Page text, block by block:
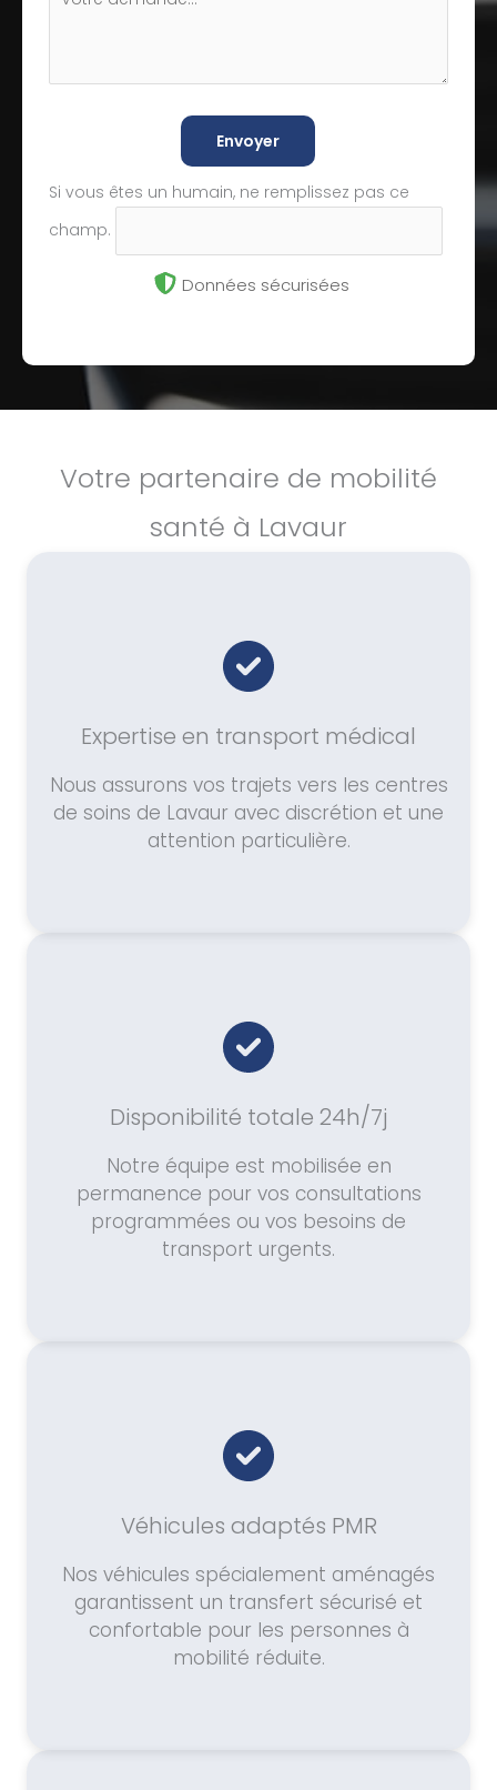
Envoyer
Si vous êtes un humain, ne remplissez pas ce
champ.
Données sécurisées
Votre partenaire de mobilité
santé à Lavaur
Expertise en transport médical
Nous assurons vos trajets vers les centres
de soins de Lavaur avec discrétion et une
attention particulière.
Disponibilité totale 24h/7j
Notre équipe est mobilisée en
permanence pour vos consultations
programmées ou vos besoins de
transport urgents.
Véhicules adaptés PMR
Nos véhicules spécialement aménagés
garantissent un transfert sécurisé et
confortable pour les personnes à
mobilité réduite.